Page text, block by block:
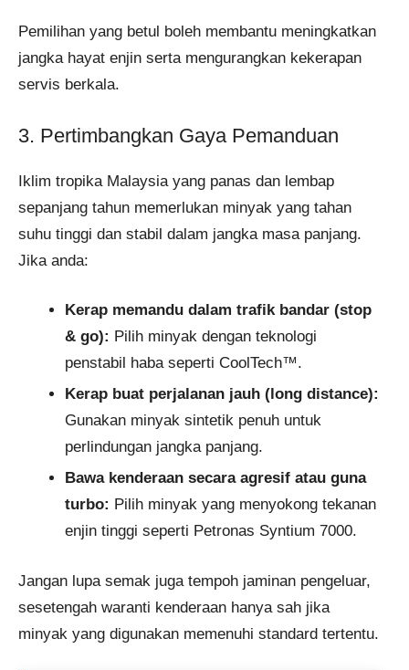
Pemilihan yang betul boleh membantu meningkatkan
jangka hayat enjin serta mengurangkan kekerapan
servis berkala.
3. Pertimbangkan Gaya Pemanduan
Iklim tropika Malaysia yang panas dan lembap
sepanjang tahun memerlukan minyak yang tahan
suhu tinggi dan stabil dalam jangka masa panjang.
Jika anda:
Kerap memandu dalam trafik bandar (stop
& go): Pilih minyak dengan teknologi
penstabil haba seperti CoolTech™.
Kerap buat perjalanan jauh (long distance):
Gunakan minyak sintetik penuh untuk
perlindungan jangka panjang.
Bawa kenderaan secara agresif atau guna
turbo: Pilih minyak yang menyokong tekanan
enjin tinggi seperti Petronas Syntium 7000.
Jangan lupa semak juga tempoh jaminan pengeluar,
sesetengah waranti kenderaan hanya sah jika
minyak yang digunakan memenuhi standard tertentu.